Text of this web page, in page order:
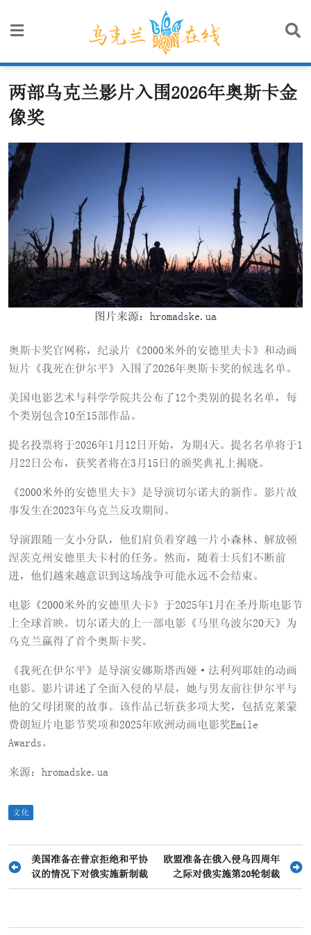
两部乌克兰影片入围2026年奥斯卡金
像奖
图片来源：hromadske.ua
奥斯卡奖官网称，纪录片《2000米外的安德里夫卡》和动画
短片《我死在伊尔平》入围了2026年奥斯卡奖的候选名单。
美国电影艺术与科学学院共公布了12个类别的提名名单，每
个类别包含10至15部作品。
提名投票将于2026年1月12日开始，为期4天。提名名单将于1
月22日公布，获奖者将在3月15日的颁奖典礼上揭晓。
《2000米外的安德里夫卡》是导演切尔诺夫的新作。影片故
事发生在2023年乌克兰反攻期间。
导演跟随一支小分队，他们肩负着穿越一片小森林、解放顿
涅茨克州安德里夫卡村的任务。然而，随着士兵们不断前
进，他们越来越意识到这场战争可能永远不会结束。
电影《2000米外的安德里夫卡》于2025年1月在圣丹斯电影节
上全球首映。切尔诺夫的上一部电影《马里乌波尔20天》为
乌克兰赢得了首个奥斯卡奖。
《我死在伊尔平》是导演安娜斯塔西娅·法利列耶娃的动画
电影。影片讲述了全面入侵的早晨，她与男友前往伊尔平与
他的父母团聚的故事。该作品已斩获多项大奖，包括克莱蒙
费朗短片电影节奖项和2025年欧洲动画电影奖Emile
Awards。
来源：hromadske.ua
文化
文
航
美国准备在普京拒绝和平协
议的情况下对俄实施新制裁
欧盟准备在俄入侵乌四周年
之际对俄实施第20轮制裁